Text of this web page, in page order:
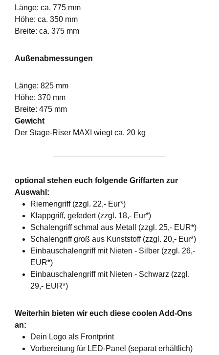
Länge: ca. 775 mm
Höhe: ca. 350 mm
Breite: ca. 375 mm
Außenabmessungen
Länge: 825 mm
Höhe: 370 mm
Breite: 475 mm
Gewicht
Der Stage-Riser MAXI wiegt ca. 20 kg
optional stehen euch folgende Griffarten zur
Auswahl:
Riemengriff (zzgl. 22,- Eur*)
Klappgriff, gefedert (zzgl. 18,- Eur*)
Schalengriff schmal aus Metall (zzgl. 25,- EUR*)
Schalengriff groß aus Kunststoff (zzgl. 20,- Eur*)
Einbauschalengriff mit Nieten - Silber (zzgl. 26,-
EUR*)
Einbauschalengriff mit Nieten - Schwarz (zzgl.
29,- EUR*)
Weiterhin bieten wir euch diese coolen Add-Ons
an:
Dein Logo als Frontprint
Vorbereitung für LED-Panel (separat erhältlich)